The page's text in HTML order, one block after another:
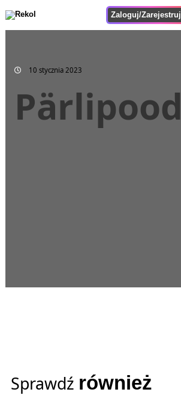
Zaloguj/Zarejestruj
10 stycznia 2023
Pärlipood
Sprawdź również